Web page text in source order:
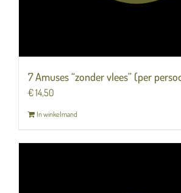
7 Amuses “zonder vlees” (per
€14,50
In winkelmand